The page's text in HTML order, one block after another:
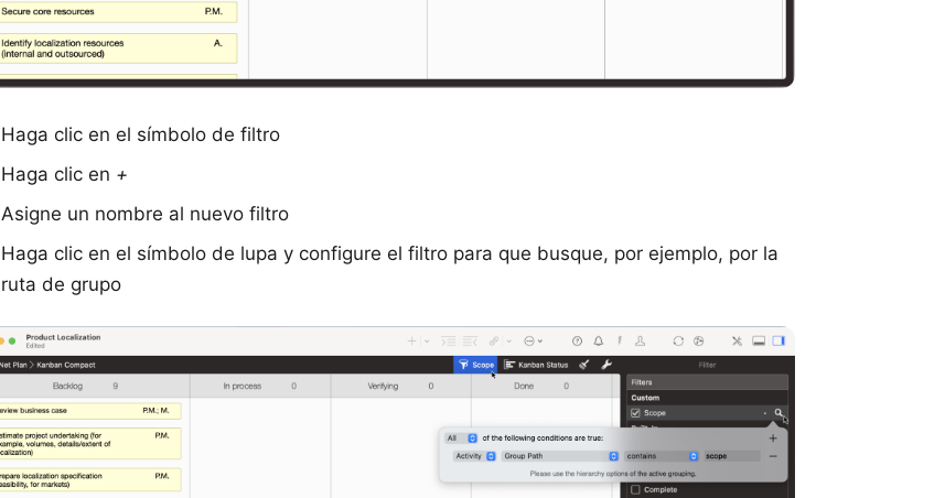
Haga clic en el símbolo de filtro
Haga clic en +
Asigne un nombre al nuevo filtro
Haga clic en el símbolo de lupa y configure el filtro para que busque, por ejemplo, por la
ruta de grupo